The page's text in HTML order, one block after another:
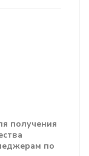
получения
по